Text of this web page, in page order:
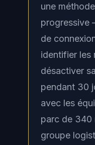
une
progressive
de
identifier les
désactiver
pendant 30
avec les
parc de 340
groupe